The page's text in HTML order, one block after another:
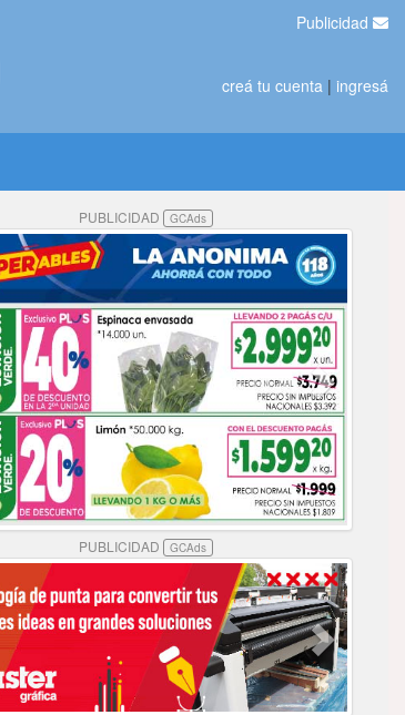
Publicidad
creá tu cuenta | ingresá
PUBLICIDAD GCAds
PUBLICIDAD GCAds